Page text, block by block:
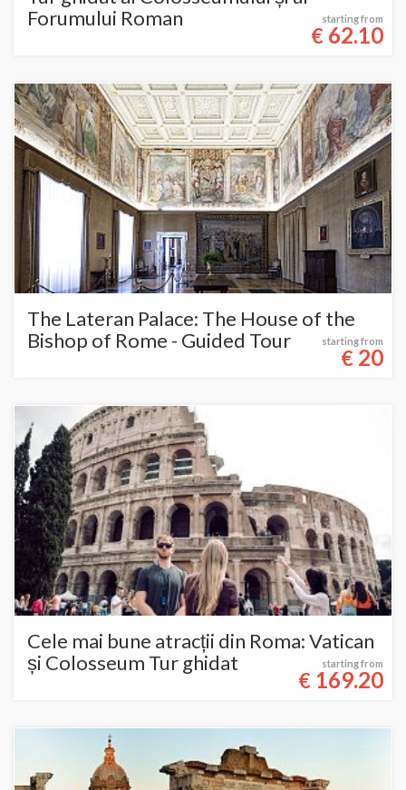
Forumului Roman
starting from
€ 62.10
The Lateran Palace: The House of the
Bishop of Rome - Guided Tour
starting from
€ 20
Cele mai bune atracții din Roma: Vatican
și Colosseum Tur ghidat
starting from
€ 169.20